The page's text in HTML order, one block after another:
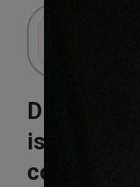
Dinachoc
isolation
couche